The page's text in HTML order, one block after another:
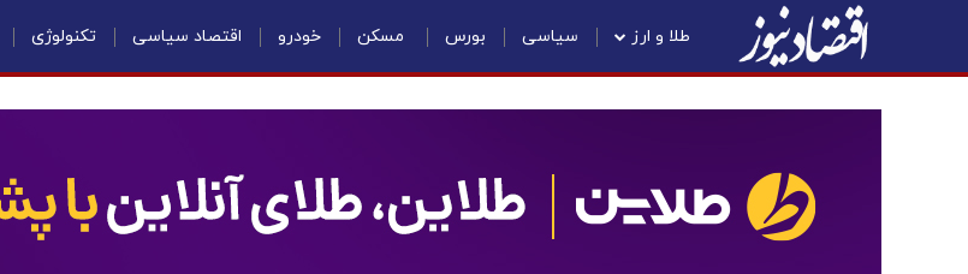
طلا و ارز سیاسی بورس مسکن خودرو اقتصاد سیاسی تکنولوژی